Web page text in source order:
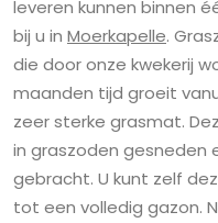
leveren kunnen binnen
bij u in Moerkapelle.
die door onze kwekerij
maanden tijd groeit
zeer sterke grasmat.
in graszoden gesneden
gebracht. U kunt zelf
tot een volledig gazon.